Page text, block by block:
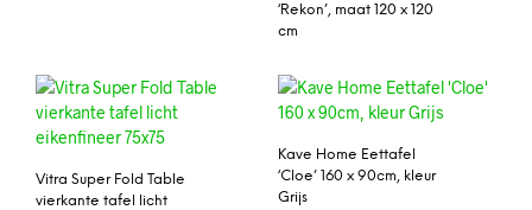
‘Rekon’, maat 120 x 120
cm
Vitra Super Fold Table
vierkante tafel licht
Kave Home Eettafel
‘Cloe’ 160 x 90cm, kleur
Grijs